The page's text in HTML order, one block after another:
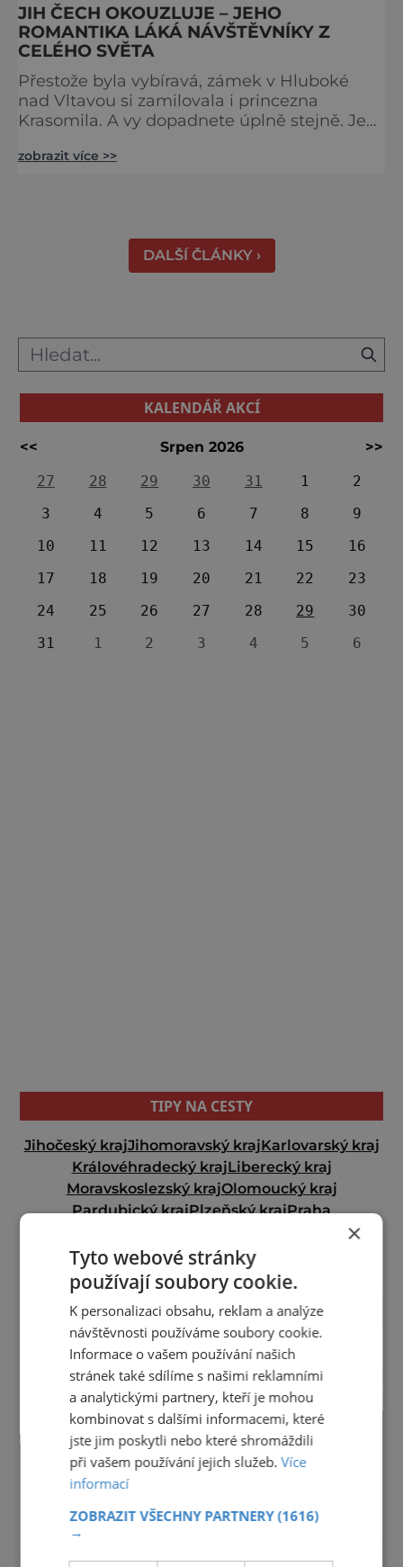
JIH ČECH OKOUZLUJE – JEHO
ROMANTIKA LÁKÁ NÁVŠTĚVNÍKY Z
CELÉHO SVĚTA
Přestože byla vybíravá, zámek v Hluboké
nad Vltavou si zamilovala i princezna
Krasomila. A vy dopadnete úplně stejně. Je
jako nazdobený bílý dort na svatební tabuli.
zobrazit více >>
DALŠÍ ČLÁNKY ›
KALENDÁŘ AKCÍ
<< Srpen 2026
>>
27
28 29 30 31 1
2
3
4 5 6 7 8
9
10
11 12 13 14 15
16
17
18 19 20 21 22
23
24
25 26 27 28 29
30
31
1 2 3 4 5 6
TIPY NA CESTY
Jihočeský krajJihomoravský krajKarlovarský kraj
Královéhradecký krajLiberecký kraj
Moravskoslezský krajOlomoucký kraj
Pardubický krajPlzeňský krajPraha
Zlínský kraj
reklama
×
Tyto webové stránky
používají soubory cookie.
K personalizaci obsahu, reklam a analýze
návštěvnosti používáme soubory cookie.
Informace o vašem používání našich
stránek také sdílíme s našimi reklamními
a analytickými partnery, kteří je mohou
kombinovat s dalšími informacemi, které
jste jim poskytli nebo které shromáždili
při vašem používání jejich služeb.Více
informací
ZOBRAZIT VŠECHNY PARTNERY(1616)
→